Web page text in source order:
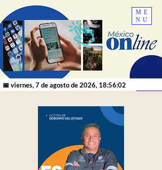
ME
NU
📅 viernes, 7 de agosto de 2026, 18:56:02